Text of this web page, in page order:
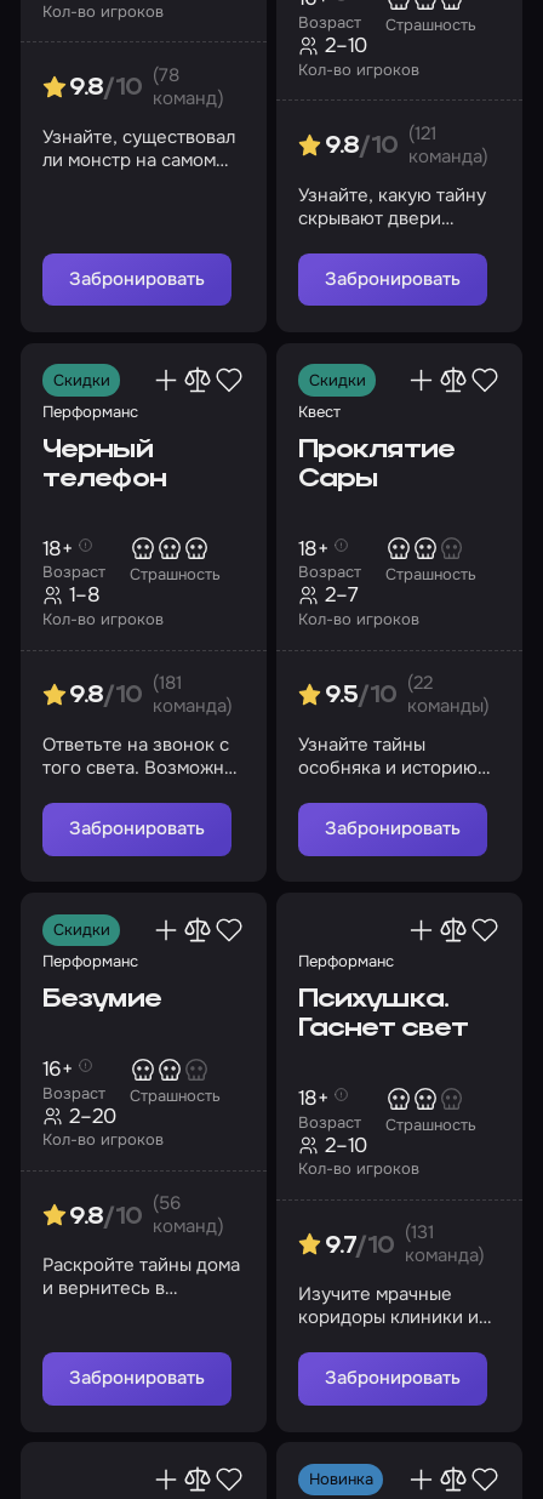
Кол-во игроков
9.8/10
(78
команд)
Узнайте, существовал
ли монстр на самом
Забронировать
Возраст Страшность
Кол-во игроков
2–10
9.8/10
(121
команда)
Узнайте, какую тайну
скрывают двери
Забронировать
Скидки
Перформанс
Черный
телефон
Возраст
18+
Страшность
Кол-во игроков
1–8
9.8/10
(181
команда)
Ответьте на звонок с
того света. Возможно,
шанс сбежать из лап
маньяка
Забронировать
Скидки
Квест
Проклятие
Сары
Возраст
18+
Страшность
Кол-во игроков
2–7
9.5/10
(22
команды)
Узнайте тайны
особняка и историю
из семьи Войнич
Забронировать
Скидки
Перформанс
Безумие
Возраст
16+
Страшность
Кол-во игроков
2–20
9.8/10
(56
команд)
Раскройте тайны дома
и вернитесь в
здесь не одни…
Забронировать
Перформанс
Психушка.
Гаснет свет
Возраст
18+
Страшность
Кол-во игроков
2–10
9.7/10
(131
команда)
Изучите мрачные
коридоры клиники и
глаза братьям
Забронировать
Новинка